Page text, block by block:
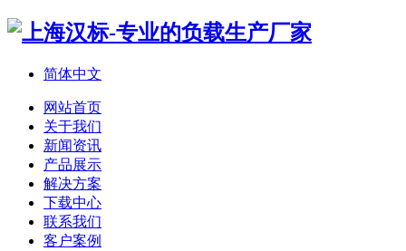
简体中文
网站首页
关于我们
新闻资讯
产品展示
解决方案
下载中心
联系我们
客户案例